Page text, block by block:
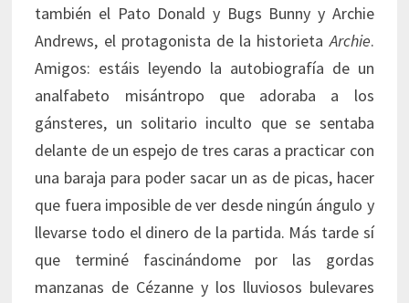
también el Pato Donald y Bugs Bunny y Archie
Andrews, el protagonista de la historietaArchie.
Amigos: estáis leyendo la autobiografía de un
analfabeto misántropo que adoraba a los
gánsteres, un solitario inculto que se sentaba
delante de un espejo de tres caras a practicar con
una baraja para poder sacar un as de picas, hacer
que fuera imposible de ver desde ningún ángulo y
llevarse todo el dinero de la partida. Más tarde sí
que terminé fascinándome por las gordas
manzanas de Cézanne y los lluviosos bulevares